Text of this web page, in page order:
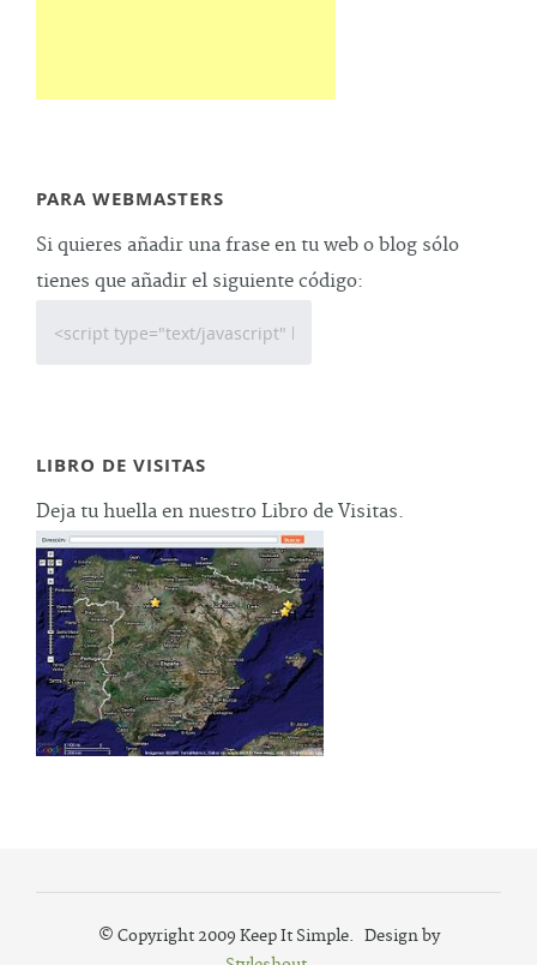
PARA WEBMASTERS
Si quieres añadir una frase en tu web o blog sólo
tienes que añadir el siguiente código:
LIBRO DE VISITAS
Deja tu huella en nuestro Libro de Visitas.
© Copyright 2009 Keep It Simple. Design by